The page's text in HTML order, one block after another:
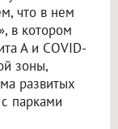
что в нем
в котором
А и COVID-
зоны,
развитых
парками